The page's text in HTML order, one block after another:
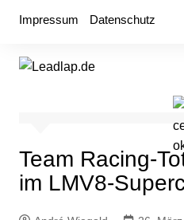
Impressum Datenschutz
Team Racing-
im LMV8-